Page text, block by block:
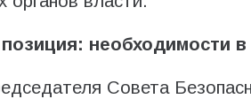
необходимости
Совета